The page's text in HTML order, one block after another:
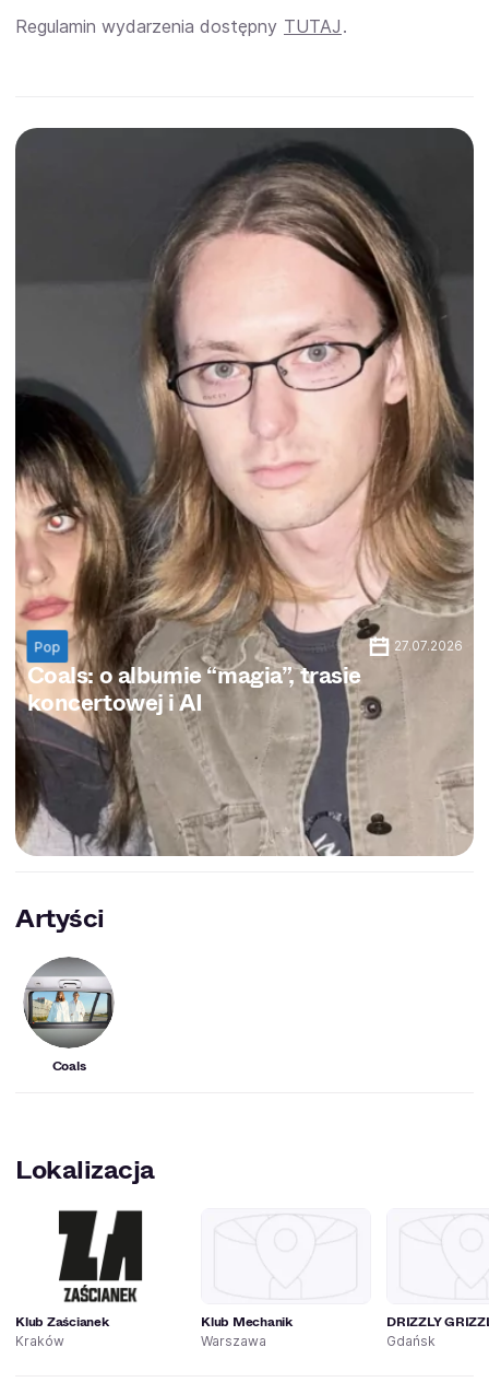
Regulamin wydarzenia dostępny TUTAJ .
27.07.2026
Pop
Coals: o albumie “magia”, trasie
koncertowej i AI
Artyści
Coals
Lokalizacja
Klub Zaścianek
Kraków
Klub Mechanik
Warszawa
DRIZZLY
Gdańsk